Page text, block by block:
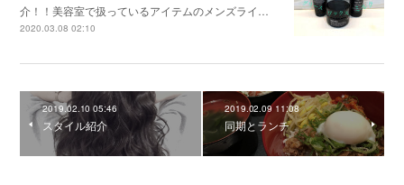
介！！美容室で扱っているアイテムのメンズライ…
2020.03.08 02:10
2019.02.10 05:46
スタイル紹介
2019.02.09 11:08
同期とランチ